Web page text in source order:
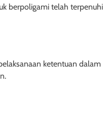
berpoligami telah terpenuhi
ketentuan dalam
Pencabutan Ketentuan